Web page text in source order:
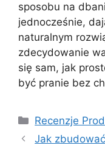
sposobu na
jednocześnie,
naturalnym
zdecydowanie
się sam, jak
być pranie bez
Kategorie
Recenzje
Jak